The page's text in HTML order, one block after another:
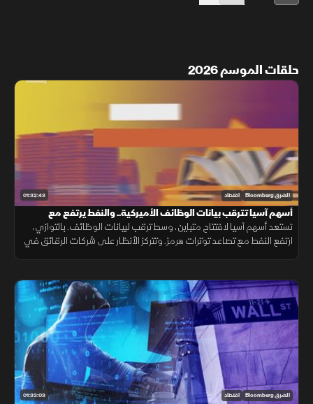
حلقات الموسم 2026
01:32:43 الشرق Bloomberg اقتصاد
أسهم آسيا تترقب بيانات الوظائف الأميركية.. والنفط يرتفع مع
توترات "هرمز"
تستعد أسهم آسيا لافتتاح متباين، وسط ترقب لبيانات الوظائف. بالتوازي،
ارتفع النفط مع تصاعد توترات هرمز. وتتركز الأنظار على شركات الرقائق في
01:33:03 الشرق Bloomberg اقتصاد